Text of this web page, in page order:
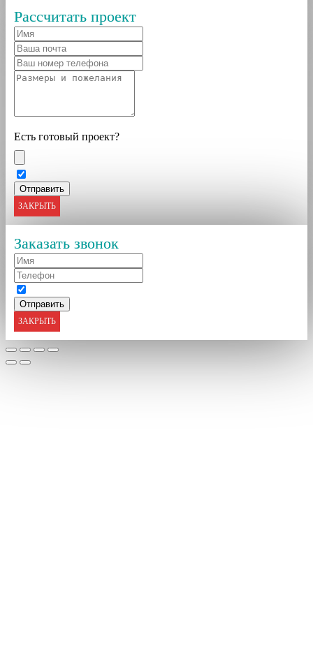
Рассчитать проект
Есть готовый проект?
ЗАКРЫТЬ
Заказать звонок
ЗАКРЫТЬ